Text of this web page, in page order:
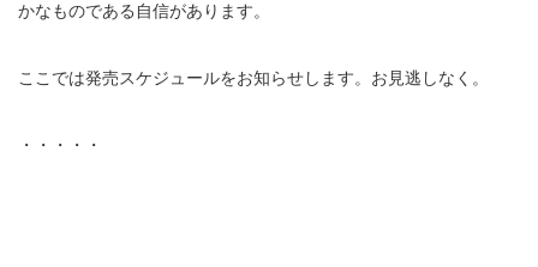
かなものである自信があります。
ここでは発売スケジュールをお知らせします。お見逃しなく。
・・・・・